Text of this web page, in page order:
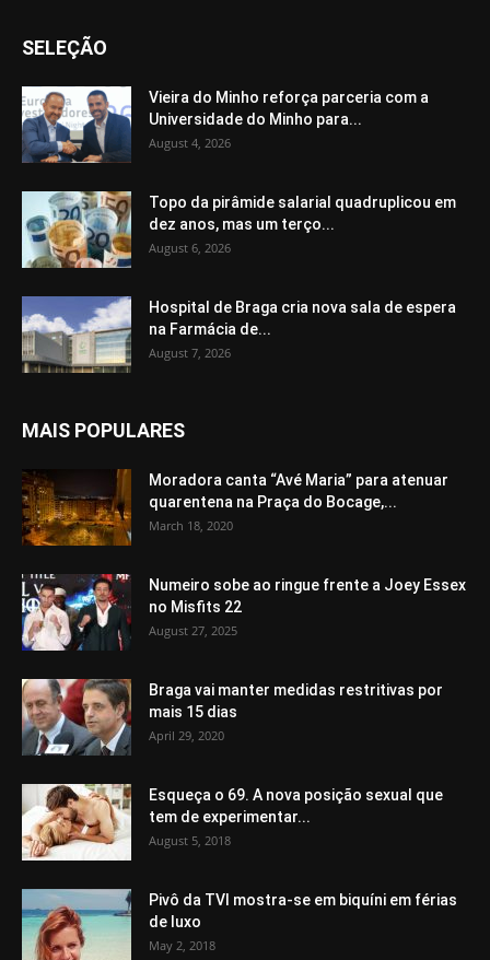
SELEÇÃO
Vieira do Minho reforça parceria com a
Universidade do Minho para...
August 4, 2026
Topo da pirâmide salarial quadruplicou em
dez anos, mas um terço...
August 6, 2026
Hospital de Braga cria nova sala de espera
na Farmácia de...
August 7, 2026
MAIS POPULARES
Moradora canta “Avé Maria” para atenuar
quarentena na Praça do Bocage,...
March 18, 2020
Numeiro sobe ao ringue frente a Joey Essex
no Misfits 22
August 27, 2025
Braga vai manter medidas restritivas por
mais 15 dias
April 29, 2020
Esqueça o 69. A nova posição sexual que
tem de experimentar...
August 5, 2018
Pivô da TVI mostra-se em biquíni em férias
de luxo
May 2, 2018